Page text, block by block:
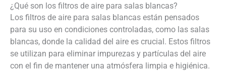
¿Qué son los filtros de aire para salas blancas?
Los filtros de aire para salas blancas están pensados
para su uso en condiciones controladas, como las salas
blancas, donde la calidad del aire es crucial. Estos filtros
se utilizan para eliminar impurezas y partículas del aire
con el fin de mantener una atmósfera limpia e higiénica.